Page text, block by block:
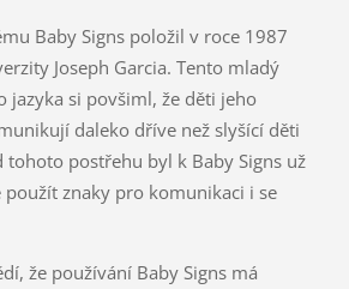
Baby Signs položil v roce 1987
Joseph Garcia. Tento mladý
jazyka si povšiml, že děti jeho
daleko dříve než slyšící děti
tohoto postřehu byl k Baby Signs už
použít znaky pro komunikaci i se
že používání Baby Signs má